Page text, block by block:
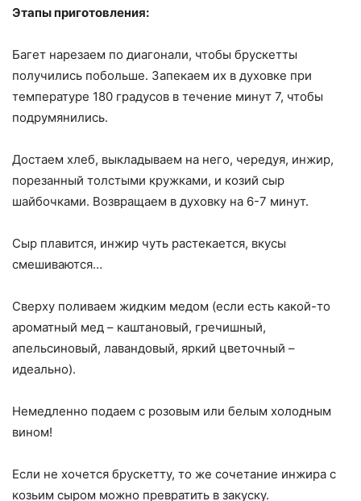
Этапы приготовления:
Багет нарезаем по диагонали, чтобы брускетты
получились побольше. Запекаем их в духовке при
температуре 180 градусов в течение минут 7, чтобы
подрумянились.
Достаем хлеб, выкладываем на него, чередуя, инжир,
порезанный толстыми кружками, и козий сыр
шайбочками. Возвращаем в духовку на 6-7 минут.
Сыр плавится, инжир чуть растекается, вкусы
смешиваются…
Сверху поливаем жидким медом (если есть какой-то
ароматный мед – каштановый, гречишный,
апельсиновый, лавандовый, яркий цветочный –
идеально).
Немедленно подаем с розовым или белым холодным
вином!
Если не хочется брускетту, то же сочетание инжира с
козьим сыром можно превратить в закуску.